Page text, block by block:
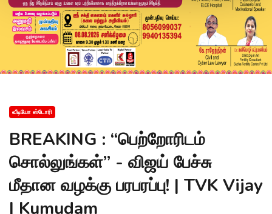
வீடியோ ஸ்டோரி
BREAKING : “பெற்றோரிடம்
சொல்லுங்கள்” - விஜய் பேச்சு
மீதான வழக்கு பரபரப்பு! | TVK Vijay
| Kumudam